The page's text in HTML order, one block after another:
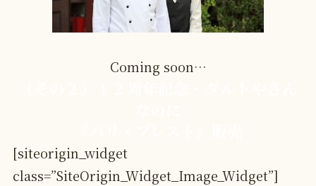
Coming soon…
[siteorigin_widget
class=”SiteOrigin_Widget_Image_Widget”]